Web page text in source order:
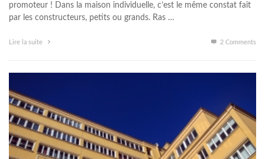
promoteur ! Dans la maison individuelle, c’est le même constat fait
par les constructeurs, petits ou grands. Ras …
Lire la suite 2 Comments